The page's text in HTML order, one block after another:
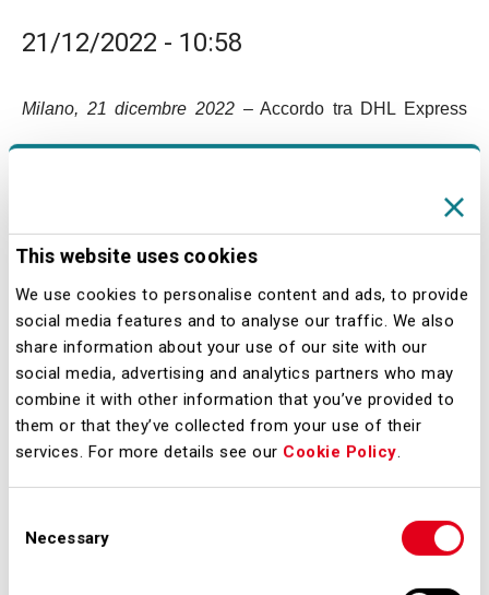
This website uses cookies
We use cookies to personalise content and ads, to provide
social media features and to analyse our traffic. We also
share information about your use of our site with our
social media, advertising and analytics partners who may
combine it with other information that you’ve provided to
them or that they’ve collected from your use of their
services. For more details see our Cookie Policy.
Selection
Necessary
21/12/2022 - 10:58
Milano, 21 dicembre 2022 – Accordo tra DHL Express
Italy, leader del settore dei corrieri aerei espressi, Gruppo
SEA, che gestisce l’aeroporto di Milano Malpensa e
Milano Linate, ed Eni per la sperimentazione di Eni
20% con JetA1 e prodotto esclusivamente da materie
prime di scarto, grassi animali e oli vegetali esausti, su 28
voli da Malpensa. DHL Express è primo in Italia, tra i
corrieri aerei espressi, a utilizzare carburante avionico
sostenibile per i propri voli. DHL Express nel 2022 ha
attivato ben 91 progetti in ambito ESG attraverso svariate